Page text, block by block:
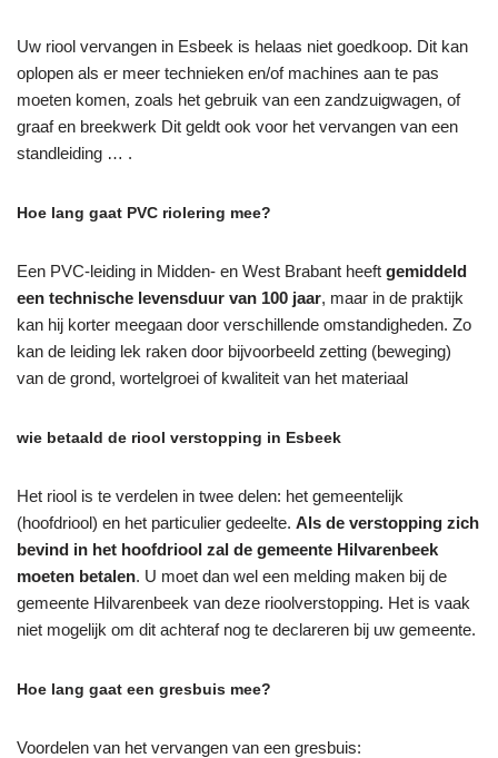
Uw riool vervangen in Esbeek is helaas niet goedkoop. Dit kan
oplopen als er meer technieken en/of machines aan te pas
moeten komen, zoals het gebruik van een zandzuigwagen, of
graaf en breekwerk Dit geldt ook voor het vervangen van een
standleiding … .
Hoe lang gaat PVC riolering mee?
Een PVC-leiding in Midden- en West Brabant heeft gemiddeld
een technische levensduur van 100 jaar, maar in de praktijk
kan hij korter meegaan door verschillende omstandigheden. Zo
kan de leiding lek raken door bijvoorbeeld zetting (beweging)
van de grond, wortelgroei of kwaliteit van het materiaal
wie betaald de riool verstopping in Esbeek
Het riool is te verdelen in twee delen: het gemeentelijk
(hoofdriool) en het particulier gedeelte. Als de verstopping zich
bevind in het hoofdriool zal de gemeente Hilvarenbeek
moeten betalen. U moet dan wel een melding maken bij de
gemeente Hilvarenbeek van deze rioolverstopping. Het is vaak
niet mogelijk om dit achteraf nog te declareren bij uw gemeente.
Hoe lang gaat een gresbuis mee?
Voordelen van het vervangen van een gresbuis: